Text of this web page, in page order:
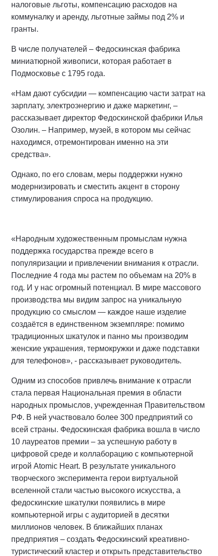
налоговые льготы, компенсацию расходов на
коммуналку и аренду, льготные займы под 2% и
гранты.
В числе получателей – Федоскинская фабрика
миниатюрной живописи, которая работает в
Подмосковье с 1795 года.
«Нам дают субсидии — компенсацию части затрат на
зарплату, электроэнергию и даже маркетинг, –
рассказывает директор Федоскинской фабрики Илья
Озолин. – Например, музей, в котором мы сейчас
находимся, отремонтирован именно на эти
средства».
Однако, по его словам, меры поддержки нужно
модернизировать и сместить акцент в сторону
стимулирования спроса на продукцию.
«Народным художественным промыслам нужна
поддержка государства прежде всего в
популяризации и привлечении внимания к отрасли.
Последние 4 года мы растем по объемам на 20% в
год. И у нас огромный потенциал. В мире массового
производства мы видим запрос на уникальную
продукцию со смыслом — каждое наше изделие
создаётся в единственном экземпляре: помимо
традиционных шкатулок и панно мы производим
женские украшения, термокружки и даже подставки
для телефонов», - рассказывает руководитель.
Одним из способов привлечь внимание к отрасли
стала первая Национальная премия в области
народных промыслов, учрежденная Правительством
РФ. В ней участвовало более 300 предприятий со
всей страны. Федоскинская фабрика вошла в число
10 лауреатов премии – за успешную работу в
цифровой среде и коллаборацию с компьютерной
игрой Atomic Heart. В результате уникального
творческого эксперимента герои виртуальной
вселенной стали частью высокого искусства, а
федоскинские шкатулки появились в мире
компьютерной игры с аудиторией в десятки
миллионов человек. В ближайших планах
предприятия – создать Федоскинский креативно-
туристический кластер и открыть представительство